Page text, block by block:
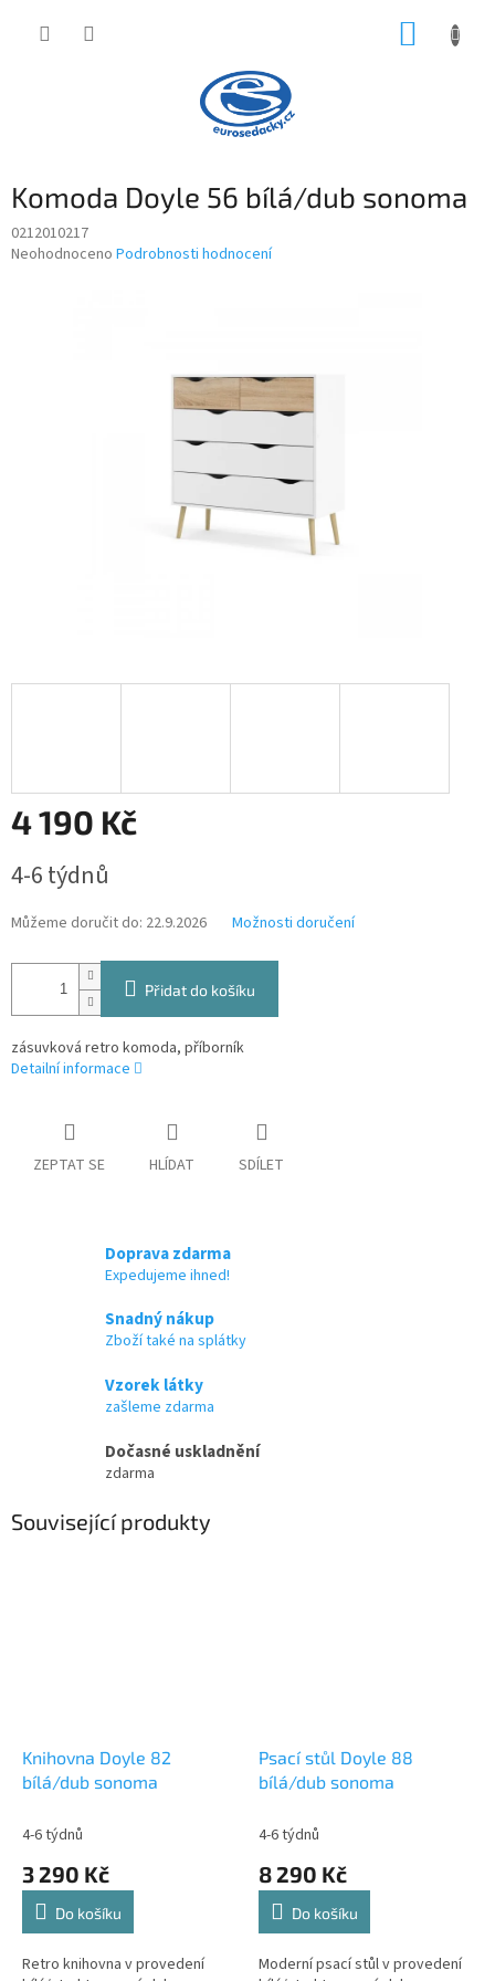
Komoda Doyle 56 bílá/dub sonoma
0212010217
Průměrné
Neohodnoceno Podrobnosti hodnocení
4 190 Kč
cena:
4-6 týdnů
Můžeme doručit do: 22.9.2026 Možnosti doručení
Přidat do košíku
zásuvková retro komoda, příborník
Detailní informace
ZEPTAT SE HLÍDAT SDÍLET
Doprava zdarma
Expedujeme ihned!
Snadný nákup
Zboží také na splátky
Vzorek látky
zašleme zdarma
Dočasné uskladnění
zdarma
Související produkty
Knihovna Doyle 82
bílá/dub sonoma
4-6 týdnů
3 290 Kč
Do košíku
Retro knihovna v provedení
Psací stůl Doyle 88
bílá/dub sonoma
4-6 týdnů
8 290 Kč
Do košíku
Moderní psací stůl v provedení